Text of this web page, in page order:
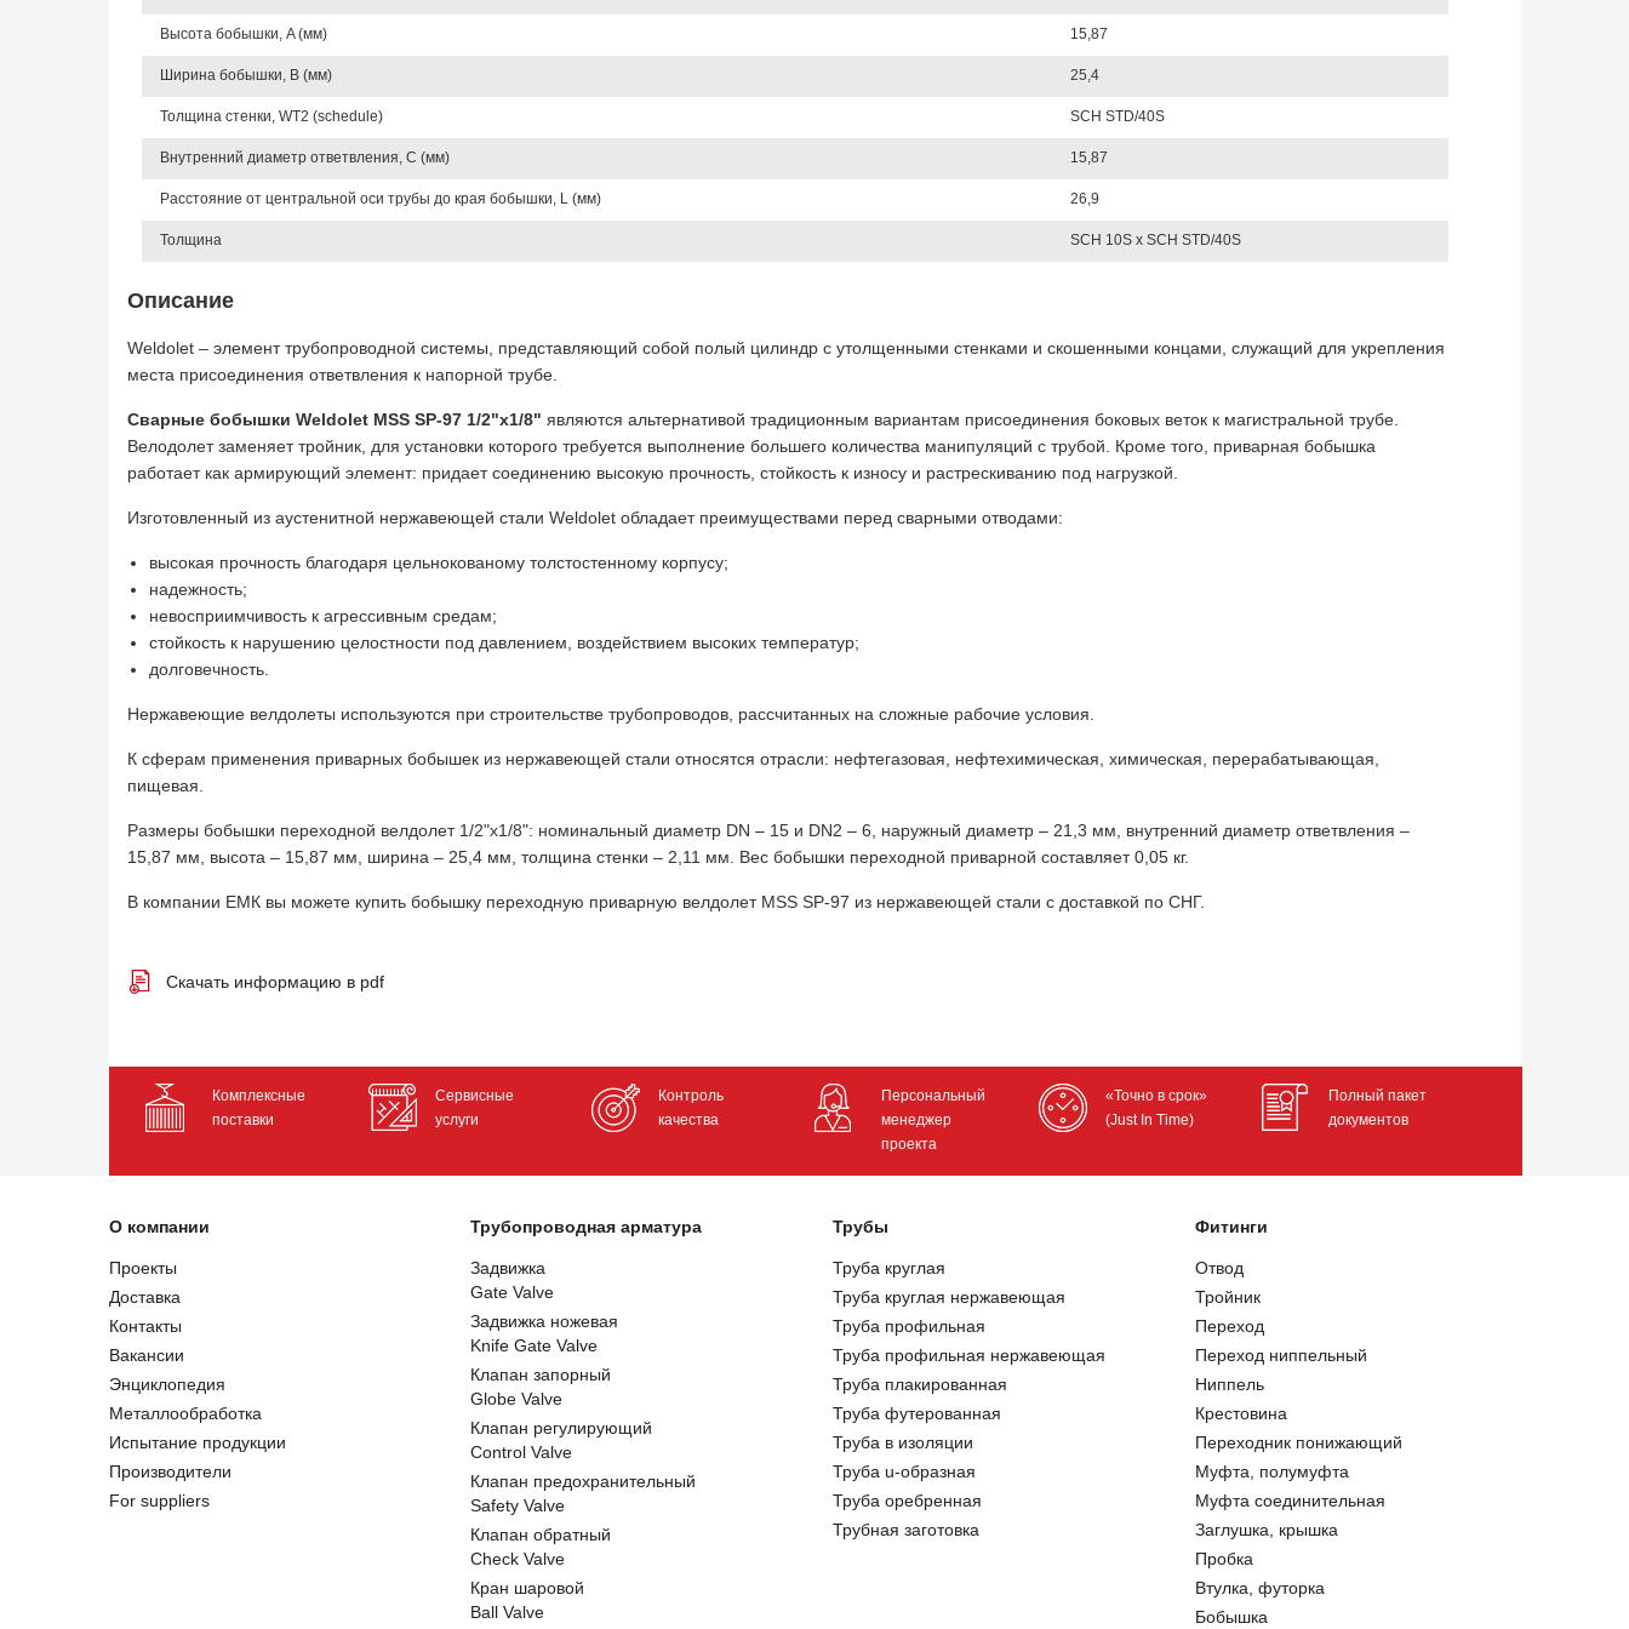
Высота бобышки, A (мм) 15,87
Ширина бобышки, B (мм) 25,4
Толщина стенки, WT2 (schedule) SCH STD/40S
Внутренний диаметр ответвления, C (мм) 15,87
Расстояние от центральной оси трубы до края бобышки, L (мм) 26,9
Толщина SCH 10S х SCH STD/40S
Описание
Weldolet – элемент трубопроводной системы, представляющий собой полый цилиндр с утолщенными стенками и скошенными концами, служащий для укрепления
места присоединения ответвления к напорной трубе.
Сварные бобышки Weldolet MSS SP-97 1/2"х1/8" являются альтернативой традиционным вариантам присоединения боковых веток к магистральной трубе.
Велодолет заменяет тройник, для установки которого требуется выполнение большего количества манипуляций с трубой. Кроме того, приварная бобышка
работает как армирующий элемент: придает соединению высокую прочность, стойкость к износу и растрескиванию под нагрузкой.
Изготовленный из аустенитной нержавеющей стали Weldolet обладает преимуществами перед сварными отводами:
высокая прочность благодаря цельнокованому толстостенному корпусу;
надежность;
невосприимчивость к агрессивным средам;
стойкость к нарушению целостности под давлением, воздействием высоких температур;
долговечность.
Нержавеющие велдолеты используются при строительстве трубопроводов, рассчитанных на сложные рабочие условия.
К сферам применения приварных бобышек из нержавеющей стали относятся отрасли: нефтегазовая, нефтехимическая, химическая, перерабатывающая,
пищевая.
Размеры бобышки переходной велдолет 1/2"х1/8": номинальный диаметр DN – 15 и DN2 – 6, наружный диаметр – 21,3 мм, внутренний диаметр ответвления –
15,87 мм, высота – 15,87 мм, ширина – 25,4 мм, толщина стенки – 2,11 мм. Вес бобышки переходной приварной составляет 0,05 кг.
В компании ЕМК вы можете купить бобышку переходную приварную велдолет MSS SP-97 из нержавеющей стали с доставкой по СНГ.
Скачать информацию в pdf
Комплексные
поставки
Сервисные
услуги
Контроль
качества
Персональный
менеджер
проекта
«Точно в срок»
(Just In Time)
Полный пакет
документов
О компании
Проекты
Доставка
Контакты
Вакансии
Энциклопедия
Металлообработка
Испытание продукции
Производители
For suppliers
Трубопроводная арматура
Задвижка
Gate Valve
Задвижка ножевая
Knife Gate Valve
Клапан запорный
Globe Valve
Клапан регулирующий
Control Valve
Клапан предохранительный
Safety Valve
Клапан обратный
Check Valve
Кран шаровой
Ball Valve
Трубы
Труба круглая
Труба круглая нержавеющая
Труба профильная
Труба профильная нержавеющая
Труба плакированная
Труба футерованная
Труба в изоляции
Труба u-образная
Труба оребренная
Трубная заготовка
Фитинги
Отвод
Тройник
Переход
Переход ниппельный
Ниппель
Крестовина
Переходник понижающий
Муфта, полумуфта
Муфта соединительная
Заглушка, крышка
Пробка
Втулка, футорка
Бобышка